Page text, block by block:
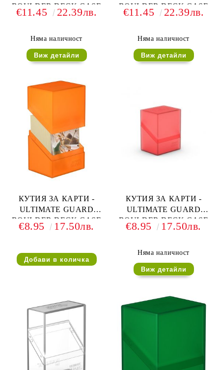
BOULDER DECK CASE
(за LCG, TCG и др) 100+ -
€11.45 22.39лв.
Няма наличност
Виж детайли
BOULDER DECK CASE
(за LCG, TCG и др) 100+ -
€11.45 22.39лв.
Няма наличност
Виж детайли
КУТИЯ ЗА КАРТИ -
ULTIMATE GUARD
BOULDER DECK CASE
(за LCG, TCG и др) 80+ -
€8.95 17.50лв.
КУТИЯ ЗА КАРТИ -
ULTIMATE GUARD
BOULDER DECK CASE
(за LCG, TCG и др) 80+ -
€8.95 17.50лв.
Няма наличност
Виж детайли